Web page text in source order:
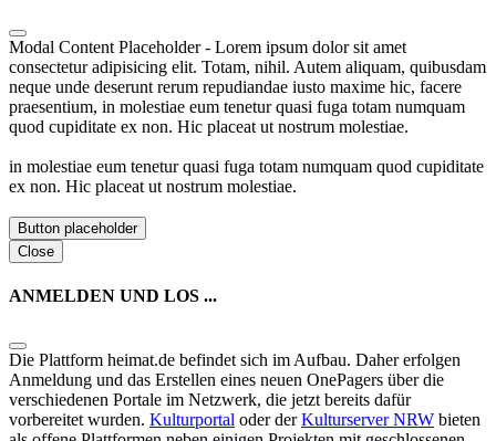
Modal Content Placeholder - Lorem ipsum dolor sit amet
consectetur adipisicing elit. Totam, nihil. Autem aliquam, quibusdam
neque unde deserunt rerum repudiandae iusto maxime hic, facere
praesentium, in molestiae eum tenetur quasi fuga totam numquam
quod cupiditate ex non. Hic placeat ut nostrum molestiae.
in molestiae eum tenetur quasi fuga totam numquam quod cupiditate
ex non. Hic placeat ut nostrum molestiae.
Button placeholder
Close
ANMELDEN UND LOS ...
Die Plattform heimat.de befindet sich im Aufbau. Daher erfolgen
Anmeldung und das Erstellen eines neuen OnePagers über die
verschiedenen Portale im Netzwerk, die jetzt bereits dafür
vorbereitet wurden. Kulturportal oder derKulturserver NRW bieten